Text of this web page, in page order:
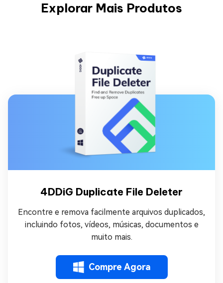
Explorar Mais Produtos
4DDiG Duplicate File Deleter
Encontre e remova facilmente arquivos duplicados,
incluindo fotos, vídeos, músicas, documentos e
muito mais.
Compre Agora